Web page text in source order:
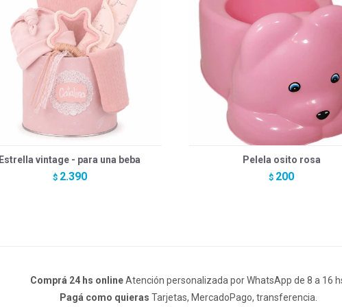
Estrella vintage - para una beba
$ 2.390
Pelela osito rosa
$ 200
Comprá 24 hs onlineAtención personalizada por WhatsApp de 8 a 16
Pagá como quieras Tarjetas, MercadoPago, transferencia.